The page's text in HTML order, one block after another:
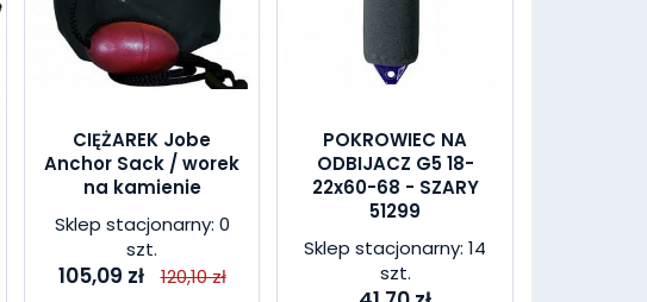
CIĘŻAREK Jobe
Anchor Sack / worek
na kamienie
Sklep stacjonarny: 0
szt.
105,09 zł 120,10 zł
POKROWIEC NA
ODBIJACZ G5 18-
22x60-68 - SZARY
51299
Sklep stacjonarny: 14
szt.